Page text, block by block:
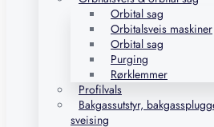
Orbital sag
Orbitalsveis maskiner
Orbital sag
Purging
Rørklemmer
Profilvals
Bakgassutstyr,
sveising